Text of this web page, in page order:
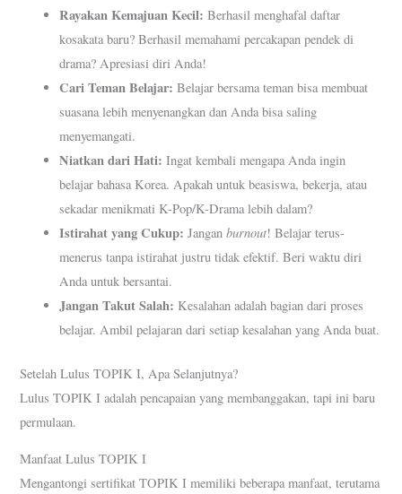
Rayakan Kemajuan Kecil: Berhasil menghafal daftar
kosakata baru? Berhasil memahami percakapan pendek di
drama? Apresiasi diri Anda!
Cari Teman Belajar: Belajar bersama teman bisa membuat
suasana lebih menyenangkan dan Anda bisa saling
menyemangati.
Niatkan dari Hati: Ingat kembali mengapa Anda ingin
belajar bahasa Korea. Apakah untuk beasiswa, bekerja, atau
sekadar menikmati K-Pop/K-Drama lebih dalam?
Istirahat yang Cukup: Janganburnout! Belajar terus-
menerus tanpa istirahat justru tidak efektif. Beri waktu diri
Anda untuk bersantai.
Jangan Takut Salah: Kesalahan adalah bagian dari proses
belajar. Ambil pelajaran dari setiap kesalahan yang Anda buat.
Setelah Lulus TOPIK I, Apa Selanjutnya?
Lulus TOPIK I adalah pencapaian yang membanggakan, tapi ini baru
permulaan.
Manfaat Lulus TOPIK I
Mengantongi sertifikat TOPIK I memiliki beberapa manfaat, terutama